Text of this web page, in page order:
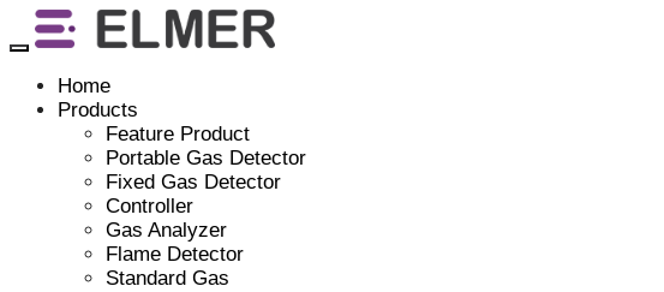
Skip
to
Home
Products
Feature Product
Portable Gas Detector
Fixed Gas Detector
Controller
Gas Analyzer
Flame Detector
Standard Gas